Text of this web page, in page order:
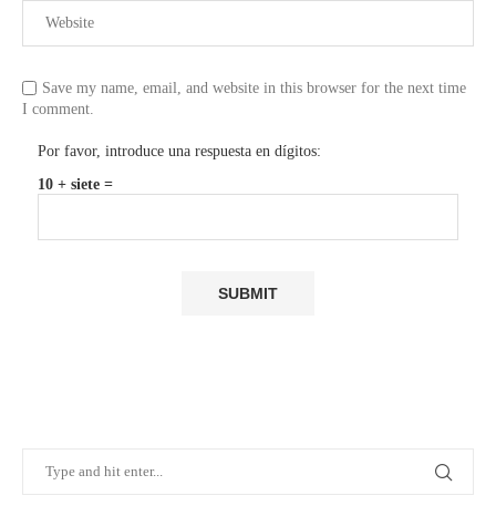
Save my name, email, and website in this browser for the next time
I comment.
Por favor, introduce una respuesta en dígitos:
10 + siete =